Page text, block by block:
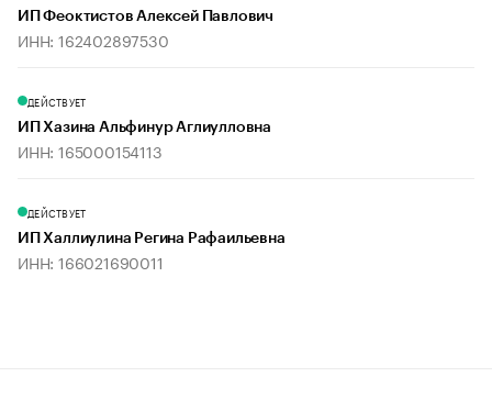
ИП Феоктистов Алексей Павлович
ИНН: 162402897530
ДЕЙСТВУЕТ
ИП Хазина Альфинур Аглиулловна
ИНН: 165000154113
ДЕЙСТВУЕТ
ИП Халлиулина Регина Рафаильевна
ИНН: 166021690011